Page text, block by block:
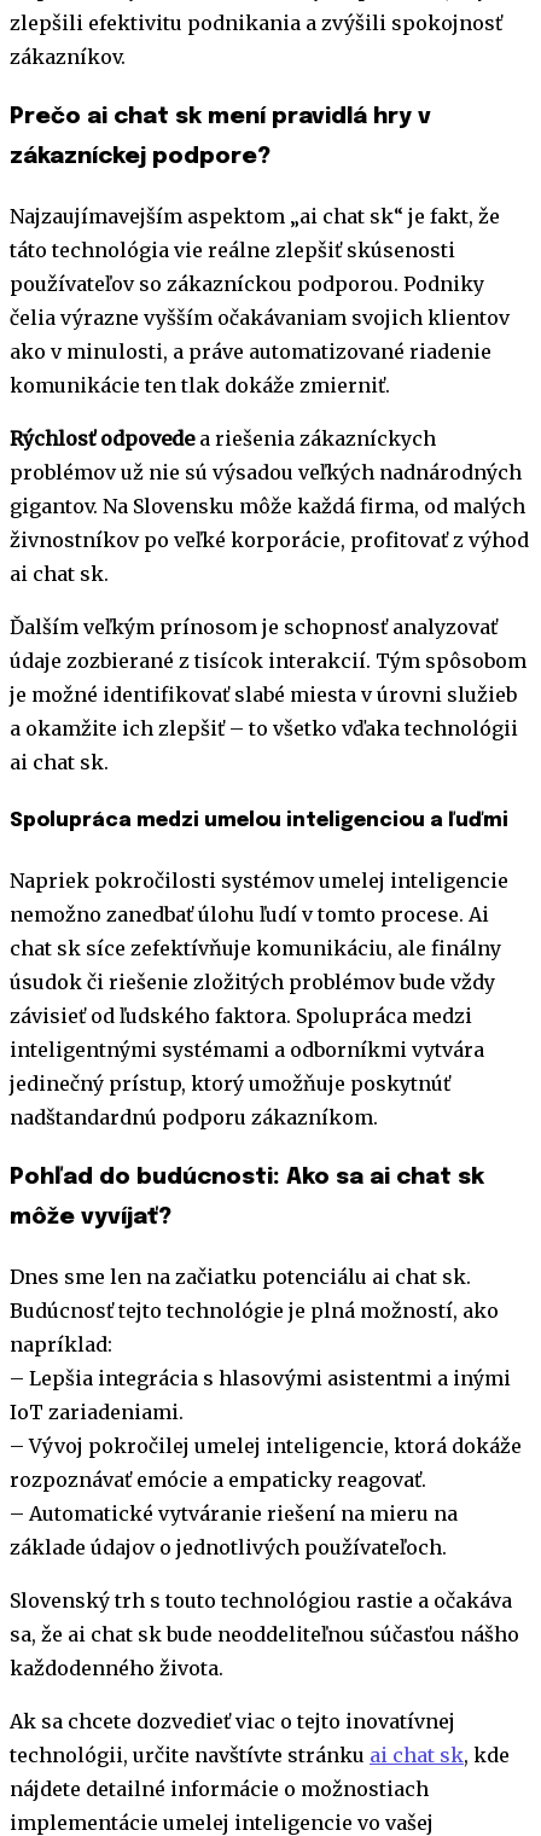
zlepšili efektivitu podnikania a zvýšili spokojnosť
zákazníkov.
Prečo ai chat sk mení pravidlá hry v
zákazníckej podpore?
Najzaujímavejším aspektom „ai chat sk“ je fakt, že
táto technológia vie reálne zlepšiť skúsenosti
používateľov so zákazníckou podporou. Podniky
čelia výrazne vyšším očakávaniam svojich klientov
ako v minulosti, a práve automatizované riadenie
komunikácie ten tlak dokáže zmierniť.
Rýchlosť odpovedea riešenia zákazníckych
problémov už nie sú výsadou veľkých nadnárodných
gigantov. Na Slovensku môže každá firma, od malých
živnostníkov po veľké korporácie, profitovať z výhod
ai chat sk.
Ďalším veľkým prínosom je schopnosť analyzovať
údaje zozbierané z tisícok interakcií. Tým spôsobom
je možné identifikovať slabé miesta v úrovni služieb
a okamžite ich zlepšiť – to všetko vďaka technológii
ai chat sk.
Spolupráca medzi umelou inteligenciou a ľuďmi
Napriek pokročilosti systémov umelej inteligencie
nemožno zanedbať úlohu ľudí v tomto procese. Ai
chat sk síce zefektívňuje komunikáciu, ale finálny
úsudok či riešenie zložitých problémov bude vždy
závisieť od ľudského faktora. Spolupráca medzi
inteligentnými systémami a odborníkmi vytvára
jedinečný prístup, ktorý umožňuje poskytnúť
nadštandardnú podporu zákazníkom.
Pohľad do budúcnosti: Ako sa ai chat sk
môže vyvíjať?
Dnes sme len na začiatku potenciálu ai chat sk.
Budúcnosť tejto technológie je plná možností, ako
napríklad:
– Lepšia integrácia s hlasovými asistentmi a inými
IoT zariadeniami.
– Vývoj pokročilej umelej inteligencie, ktorá dokáže
rozpoznávať emócie a empaticky reagovať.
– Automatické vytváranie riešení na mieru na
základe údajov o jednotlivých používateľoch.
Slovenský trh s touto technológiou rastie a očakáva
sa, že ai chat sk bude neoddeliteľnou súčasťou nášho
každodenného života.
Ak sa chcete dozvedieť viac o tejto inovatívnej
technológii, určite navštívte stránku ai chat sk, kde
nájdete detailné informácie o možnostiach
implementácie umelej inteligencie vo vašej